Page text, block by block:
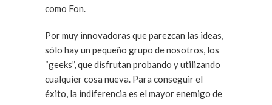
como Fon.
Por muy innovadoras que parezcan las ideas,
sólo hay un pequeño grupo de nosotros, los
“geeks”, que disfrutan probando y utilizando
cualquier cosa nueva. Para conseguir el
éxito, la indiferencia es el mayor enemigo de